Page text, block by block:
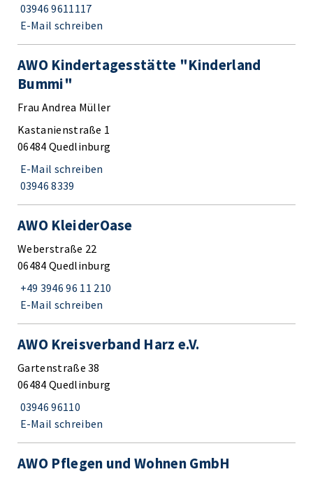
03946 9611117
E-Mail schreiben
AWO Kindertagesstätte "Kinderland
Bummi"
Frau Andrea Müller
Kastanienstraße 1
06484 Quedlinburg
E-Mail schreiben
03946 8339
AWO KleiderOase
Weberstraße 22
06484 Quedlinburg
+49 3946 96 11 210
E-Mail schreiben
AWO Kreisverband Harz e.V.
Gartenstraße 38
06484 Quedlinburg
03946 96110
E-Mail schreiben
AWO Pflegen und Wohnen GmbH